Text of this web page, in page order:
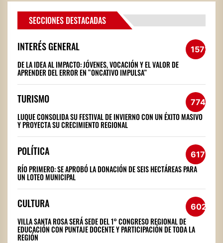
SECCIONES DESTACADAS
INTERÉS GENERAL 1572
DE LA IDEA AL IMPACTO: JÓVENES, VOCACIÓN Y EL VALOR DE
APRENDER DEL ERROR EN “ONCATIVO IMPULSA”
TURISMO 774
LUQUE CONSOLIDA SU FESTIVAL DE INVIERNO CON UN ÉXITO MASIVO
Y PROYECTA SU CRECIMIENTO REGIONAL
POLÍTICA 617
RÍO PRIMERO: SE APROBÓ LA DONACIÓN DE SEIS HECTÁREAS PARA
UN LOTEO MUNICIPAL
CULTURA 602
VILLA SANTA ROSA SERÁ SEDE DEL 1° CONGRESO REGIONAL DE
EDUCACIÓN CON PUNTAJE DOCENTE Y PARTICIPACIÓN DE TODA LA
REGIÓN